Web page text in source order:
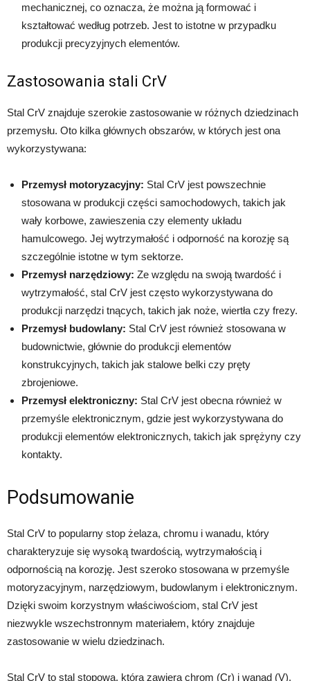
mechanicznej, co oznacza, że można ją formować i
kształtować według potrzeb. Jest to istotne w przypadku
produkcji precyzyjnych elementów.
Zastosowania stali CrV
Stal CrV znajduje szerokie zastosowanie w różnych dziedzinach
przemysłu. Oto kilka głównych obszarów, w których jest ona
wykorzystywana:
Przemysł motoryzacyjny: Stal CrV jest powszechnie
stosowana w produkcji części samochodowych, takich jak
wały korbowe, zawieszenia czy elementy układu
hamulcowego. Jej wytrzymałość i odporność na korozję są
szczególnie istotne w tym sektorze.
Przemysł narzędziowy: Ze względu na swoją twardość i
wytrzymałość, stal CrV jest często wykorzystywana do
produkcji narzędzi tnących, takich jak noże, wiertła czy frezy.
Przemysł budowlany: Stal CrV jest również stosowana w
budownictwie, głównie do produkcji elementów
konstrukcyjnych, takich jak stalowe belki czy pręty
zbrojeniowe.
Przemysł elektroniczny: Stal CrV jest obecna również w
przemyśle elektronicznym, gdzie jest wykorzystywana do
produkcji elementów elektronicznych, takich jak sprężyny czy
kontakty.
Podsumowanie
Stal CrV to popularny stop żelaza, chromu i wanadu, który
charakteryzuje się wysoką twardością, wytrzymałością i
odpornością na korozję. Jest szeroko stosowana w przemyśle
motoryzacyjnym, narzędziowym, budowlanym i elektronicznym.
Dzięki swoim korzystnym właściwościom, stal CrV jest
niezwykle wszechstronnym materiałem, który znajduje
zastosowanie w wielu dziedzinach.
Stal CrV to stal stopowa, która zawiera chrom (Cr) i wanad (V).